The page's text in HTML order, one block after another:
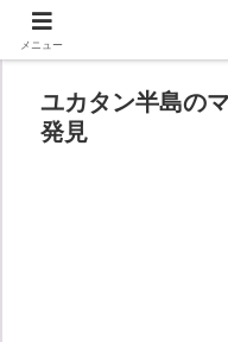
ユカタン半島の
発見
メニュー